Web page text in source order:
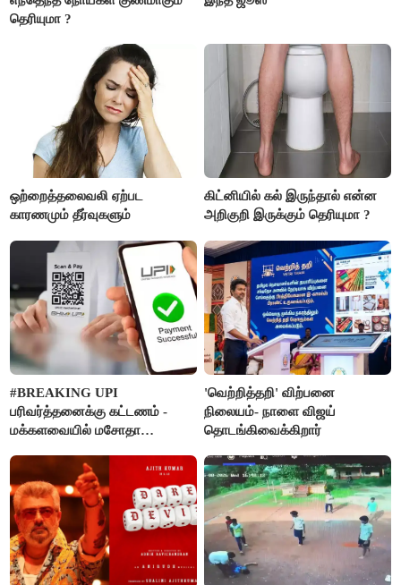
தெரியுமா ?
ஒற்றைத்தலைவலி ஏற்பட
காரணமும் தீர்வுகளும்
கிட்னியில் கல் இருந்தால் என்ன
அறிகுறி இருக்கும் தெரியுமா ?
#BREAKING UPI
பரிவர்த்தனைக்கு கட்டணம் -
மக்களவையில் மசோதா
'வெற்றித்தறி' விற்பனை
நிலையம்- நாளை விஜய்
தொடங்கிவைக்கிறார்